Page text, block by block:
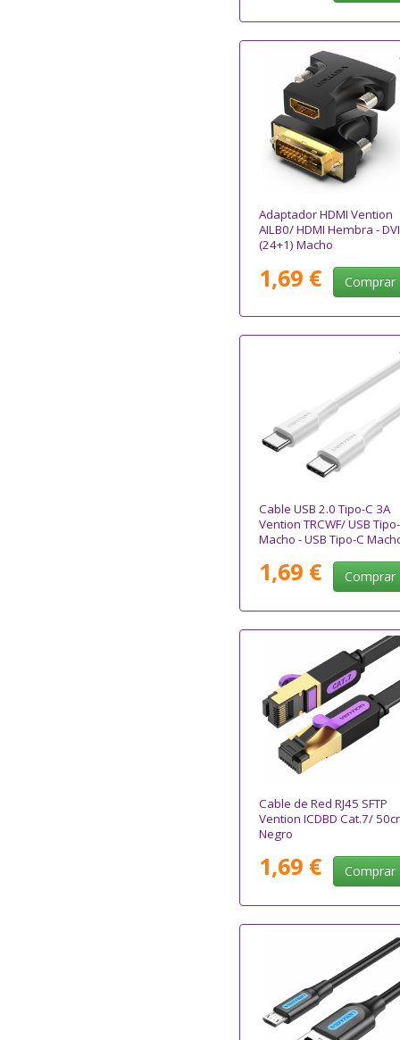
Adaptador HDMI Vention
AILB0/ HDMI Hembra - DVI
(24+1) Macho
1,69 € Comprar
Cable USB 2.0 Tipo-C 3A
Vention TRCWF/ USB
Macho - USB Tipo-C
Blanco
1,69 € Comprar
Cable de Red RJ45 SFTP
Vention ICDBD Cat.7/
Negro
1,69 € Comprar